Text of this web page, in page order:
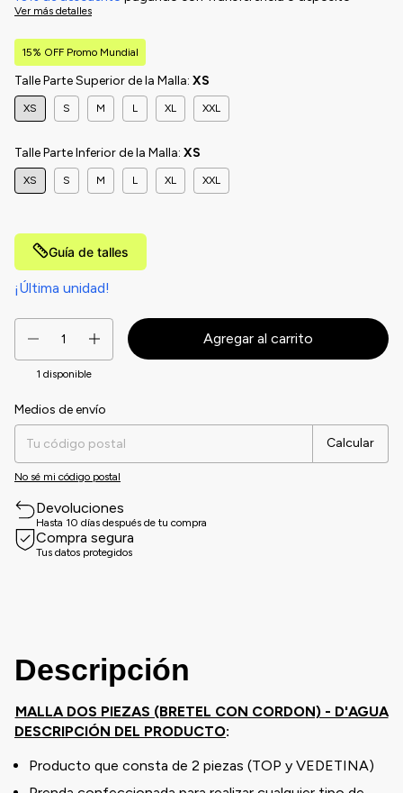
Ver más detalles
15% OFF Promo Mundial
Talle Parte Superior de la Malla: XS
XS S M L XL XXL
Talle Parte Inferior de la Malla: XS
XS S M L XL XXL
Guía de talles
¡Última unidad!
1 disponible
Entregas para el CP:
Medios de envío
Calcular
No sé mi código postal
Devoluciones
Hasta 10 días después de tu compra
Compra segura
Tus datos protegidos
Descripción
MALLA DOS PIEZAS (BRETEL CON CORDON) - D'AGUA
DESCRIPCIÓN DEL PRODUCTO:
Producto que consta de 2 piezas (TOP y VEDETINA)